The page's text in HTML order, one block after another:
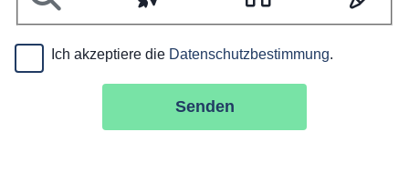
u
e
e
s
Ich akzeptiere die Datenschutzbestimmung.
Senden